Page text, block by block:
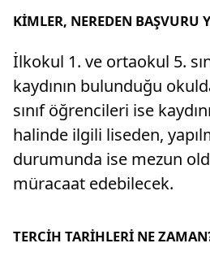
KİMLER, NEREDEN BAŞVURU
İlkokul 1. ve ortaokul 5.
kaydının bulunduğu
sınıf öğrencileri ise
halinde ilgili liseden,
durumunda ise mezun
müracaat edebilecek.
TERCİH TARİHLERİ NE